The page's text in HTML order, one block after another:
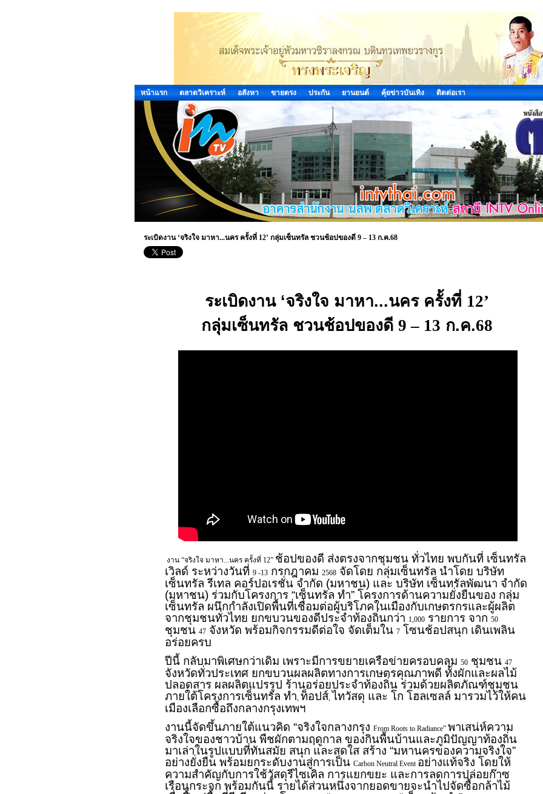
หน้าแรก ตลาดวิเคราะห์ อสังหา ขายตรง ประกัน ยานยนต์ คุ้ยข่าวบันเทิง ติดต่อเรา
ระเบิดงาน ‘จริงใจ มาหา...นคร ครั้งที่ 12’ กลุ่มเซ็นทรัล ชวนช้อปของดี 9 – 13 ก.ค.68
ระเบิดงาน ‘จริงใจ มาหา...นคร ครั้งที่ 12’
กลุ่มเซ็นทรัล ชวนช้อปของดี 9 – 13 ก.ค.68
งาน “จริงใจ มาหา...นคร ครั้งที่ 12” ช้อปของดี ส่งตรงจากชุมชน ทั่วไทย พบกันที่ เซ็นทรัล
เวิลด์ ระหว่างวันที่ 9 -13 กรกฎาคม 2568 จัดโดย กลุ่มเซ็นทรัล นำโดย บริษัท
เซ็นทรัล รีเทล คอร์ปอเรชั่น จำกัด (มหาชน) และ บริษัท เซ็นทรัลพัฒนา จำกัด
(มหาชน) ร่วมกับโครงการ “เซ็นทรัล ทำ” โครงการด้านความยั่งยืนของ กลุ่ม
เซ็นทรัล ผนึกกำลังเปิดพื้นที่เชื่อมต่อผู้บริโภคในเมืองกับเกษตรกรและผู้ผลิต
จากชุมชนทั่วไทย ยกขบวนของดีประจำท้องถิ่นกว่า 1,000 รายการ จาก 50
ชุมชน 47 จังหวัด พร้อมกิจกรรมดีต่อใจ จัดเต็มใน 7 โซนช้อปสนุก เดินเพลิน
อร่อยครบ
ปีนี้ กลับมาพิเศษกว่าเดิม เพราะมีการขยายเครือข่ายครอบคลุม 50 ชุมชน 47
จังหวัดทั่วประเทศ ยกขบวนผลผลิตทางการเกษตรคุณภาพดี ทั้งผักและผลไม้
ปลอดสาร ผลผลิตแปรรูป ร้านอร่อยประจำท้องถิ่น ร่วมด้วยผลิตภัณฑ์ชุมชน
ภายใต้โครงการเซ็นทรัล ทำ, ท็อปส์, ไทวัสดุ และ โก โฮลเซลล์ มารวมไว้ให้คน
เมืองเลือกซื้อถึงกลางกรุงเทพฯ
งานนี้จัดขึ้นภายใต้แนวคิด “จริงใจกลางกรุง From Roots to Radiance” พาเสน่ห์ความ
จริงใจของชาวบ้าน พืชผักตามฤดูกาล ของกินพื้นบ้านและภูมิปัญญาท้องถิ่น
มาเล่าในรูปแบบที่ทันสมัย สนุก และสดใส สร้าง “มหานครของความจริงใจ”
อย่างยั่งยืน พร้อมยกระดับงานสู่การเป็น Carbon Neutral Event อย่างแท้จริง โดยให้
ความสำคัญกับการใช้วัสดุรีไซเคิล การแยกขยะ และการลดการปล่อยก๊าซ
เรือนกระจก พร้อมกันนี้ รายได้ส่วนหนึ่งจากยอดขายจะนำไปจัดซื้อกล้าไม้